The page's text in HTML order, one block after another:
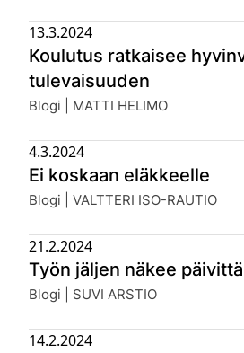
Koulutus ratkaisee
tulevaisuuden
Julkaistu:
13.3.2024
Blogi | MATTI HELIMO
Ei koskaan eläkkeelle
Julkaistu:
4.3.2024
Blogi | VALTTERI ISO-RAUTIO
Työn jäljen näkee
Julkaistu:
21.2.2024
Blogi | SUVI ARSTIO
14.2.2024